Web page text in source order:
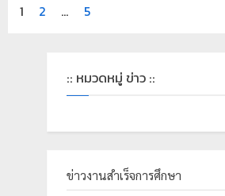
1 2 … 5
:: หมวดหมู่ ข่าว ::
ข่าวงานสำเร็จการศึกษา